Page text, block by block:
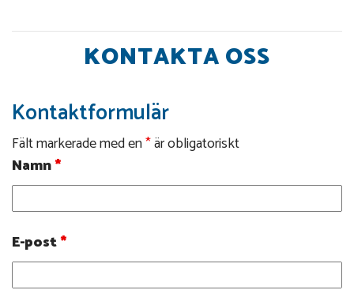
KONTAKTA OSS
Kontaktformulär
Fält markerade med en*är obligatoriskt
Namn*
E-post*